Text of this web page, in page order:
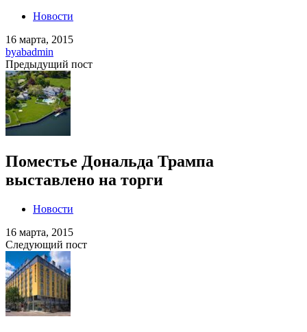
Новости
16 марта, 2015
byabadmin
Предыдущий пост
Поместье Дональда Трампа
выставлено на торги
Новости
16 марта, 2015
Следующий пост